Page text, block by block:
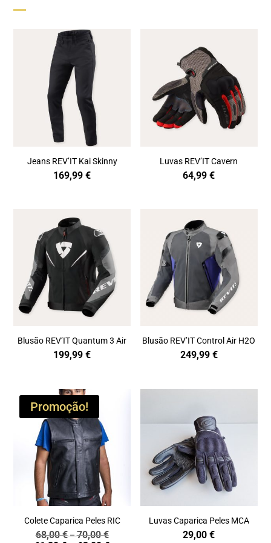
Jeans REV’IT Kai Skinny
169,99€
Luvas REV’IT Cavern
64,99€
Blusão REV’IT Quantum 3 Air
199,99€
Blusão REV’IT Control Air H2O
249,99 €
Promoção!
Colete Caparica Peles RIC
68,00€–70,00€Price
Luvas Caparica Peles MCA
29,00€